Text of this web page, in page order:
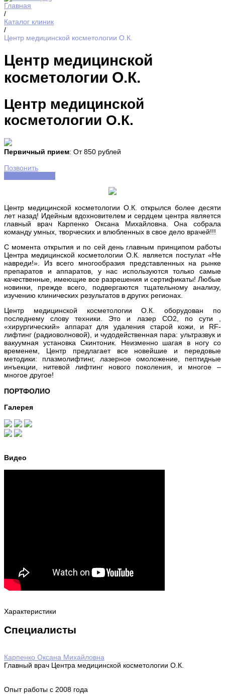
Главная
/
Каталог клиник
/
Центр медицинской косметологии О.К.
Центр медицинской
косметологии О.К.
Центр медицинской
косметологии О.К.
Первичный прием: От 850 рублей
Позвонить
Центр медицинской косметологии О.К. открылся более десяти
лет назад! Идейным вдохновителем и сердцем центра является
главный врач Карпенко Оксана Михайловна. Она собрала
команду умных, творческих и влюбленных в свое дело врачей!!!
С момента открытия и по сей день главным принципом работы
Центра медицинской косметологии О.К. является постулат «Не
навреди!». Из всего многообразия представленных на рынке
препаратов и аппаратов, у нас используются только самые
качественные, имеющие все разрешения и сертификаты! Любые
новинки, прежде всего, подвергаются тщательному анализу,
изучению клинических результатов в других регионах.
Центр медицинской косметологии О.К. оборудован по
последнему слову техники. Это и лазер СО2, по сути ,
«хирургический» аппарат для удаления старой кожи, и RF-
лифтинг (радиоволновой), и чудодейственная пара: ультразвук и
вакуумная установка Скинтоник. Неизменно шагая в ногу со
временем, Центр предлагает все новейшие и передовые
методики: плазмолифтинг, лазерное омоложение, пептидные
инъекции, нитевой лифтинг нового поколения, и многое –
многое другое!
ПОРТФОЛИО
Галерея
Видео
Характеристики
Специалисты
Карпенко Оксана Михайловна
Главный врач Центра медицинской косметологии О.К.
Опыт работы с 2008 года